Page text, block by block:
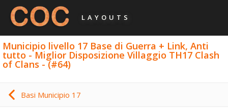
LAYOUTS
Municipio livello 17 Base di Guerra + Link, Anti
tutto - Miglior Disposizione Villaggio TH17 Clash
of Clans - (#64)
Basi Municipio 17